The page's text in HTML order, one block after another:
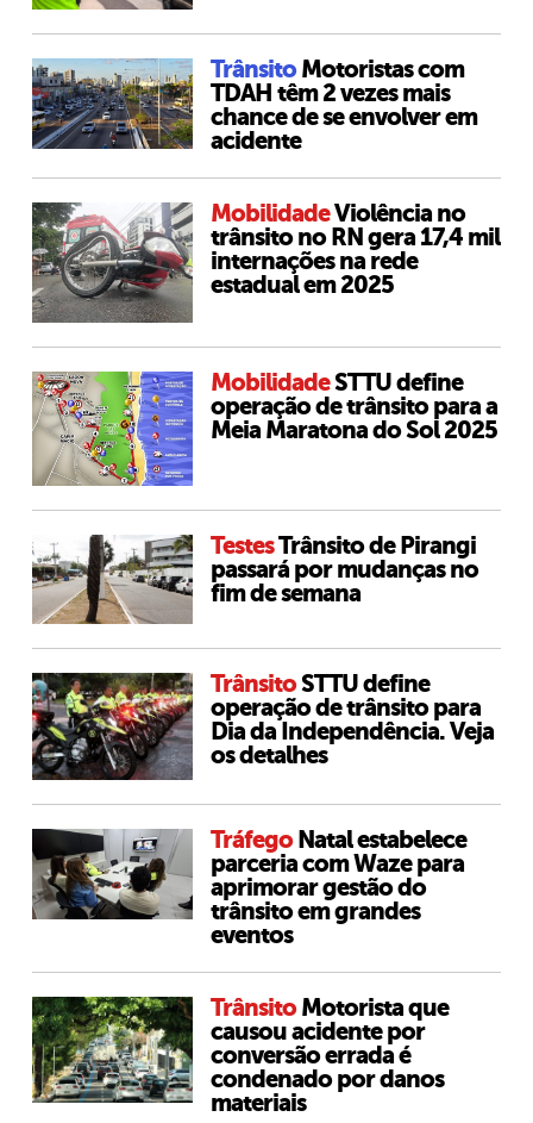
TrânsitoMotoristas com
TDAH têm 2 vezes mais
chance de se envolver em
acidente
MobilidadeViolência no
trânsito no RN gera 17,4 mil
internações na rede
estadual em 2025
MobilidadeSTTU define
operação de trânsito para a
Meia Maratona do Sol 2025
TestesTrânsito de Pirangi
passará por mudanças no
fim de semana
TrânsitoSTTU define
operação de trânsito para
Dia da Independência. Veja
os detalhes
Tráfego Natal estabelece
parceria com Waze para
aprimorar gestão do
trânsito em grandes
eventos
TrânsitoMotorista que
causou acidente por
conversão errada é
condenado por danos
materiais